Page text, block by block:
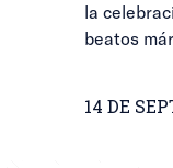
la
beatos
14 DE